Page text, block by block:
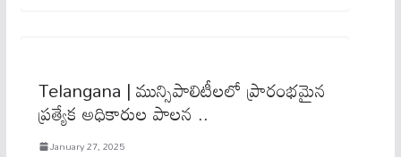
Telangana | మున్సిపాలిటీల‌లో ప్రారంభ‌మైన
ప్ర‌త్యేక అధికారుల పాల‌న ..
January 27, 2025